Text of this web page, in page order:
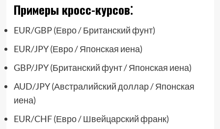
Примеры кросс-курсов⁚
EUR/GBP (Евро / Британский фунт)
EUR/JPY (Евро / Японская иена)
GBP/JPY (Британский фунт / Японская иена)
AUD/JPY (Австралийский доллар / Японская
иена)
EUR/CHF (Евро / Швейцарский франк)